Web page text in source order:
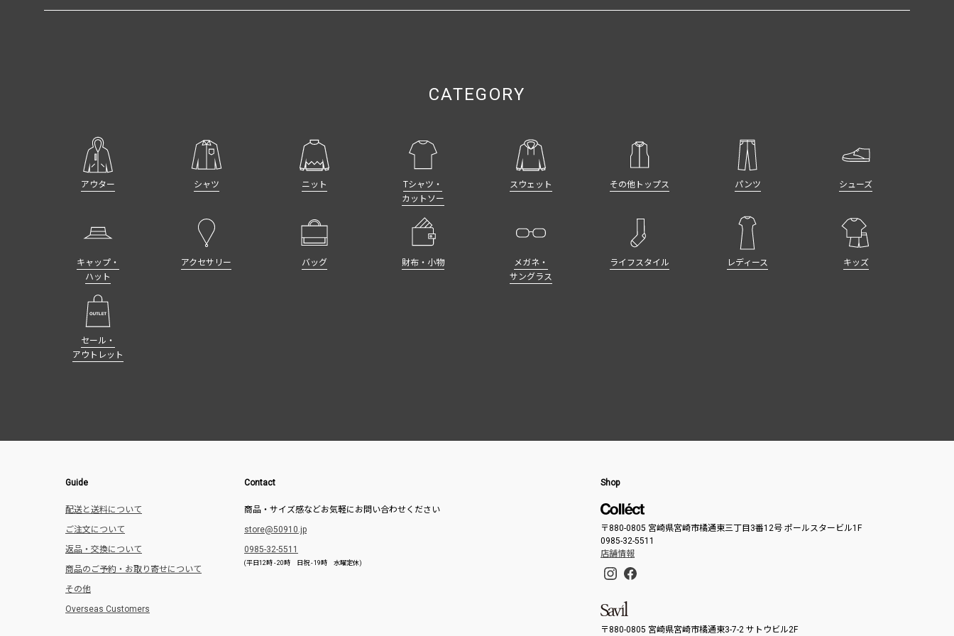
CATEGORY
アウター シャツ ニット
Tシャツ・
カットソー
スウェット その他トップス パンツ シューズ
キャップ・
ハット
アクセサリー バッグ 財布・小物
メガネ・
サングラス
ライフスタイル レディース キッズ
セール・
アウトレット
Guide
配送と送料について
ご注文について
返品・交換について
商品のご予約・お取り寄せについて
その他
Overseas Customers
Contact
商品・サイズ感などお気軽にお問い合わせください
store@50910.jp
0985-32-5511
(平日12時 - 20時 日祝 - 19時 水曜定休)
Shop
〒880-0805 宮崎県宮崎市橘通東三丁目3番12号 ポールスタービル1F
0985-32-5511
店舗情報
〒880-0805 宮崎県宮崎市橘通東3-7-2 サトウビル2F